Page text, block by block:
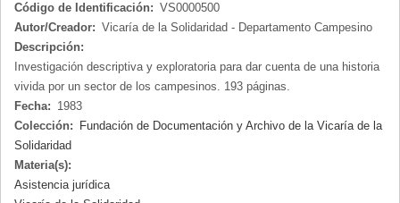
Código de Identificación: VS0000500
Autor/Creador: Vicaría de la Solidaridad - Departamento Campesino
Descripción:
Investigación descriptiva y exploratoria para dar cuenta de una historia
vivida por un sector de los campesinos. 193 páginas.
Fecha: 1983
Colección:
Fundación de Documentación y Archivo de la Vicaría de la
Solidaridad
Materia(s):
Asistencia jurídica